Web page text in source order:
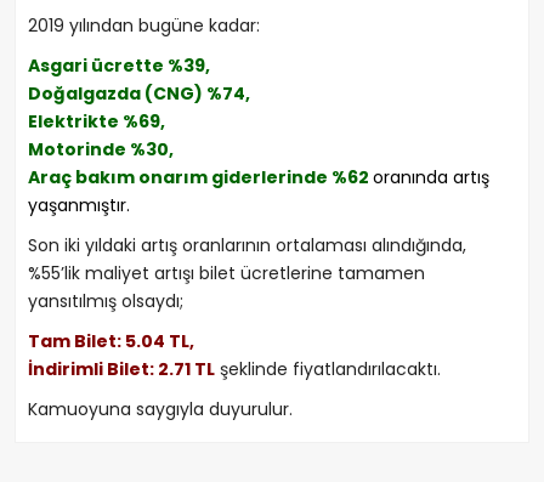
2019 yılından bugüne kadar:
Asgari ücrette %39,
Doğalgazda (CNG) %74,
Elektrikte %69,
Motorinde %30,
Araç bakım onarım giderlerinde %62 oranında artış
yaşanmıştır.
Son iki yıldaki artış oranlarının ortalaması alındığında,
%55’lik maliyet artışı bilet ücretlerine tamamen
yansıtılmış olsaydı;
Tam Bilet: 5.04 TL,
İndirimli Bilet: 2.71 TL şeklinde fiyatlandırılacaktı.
Kamuoyuna saygıyla duyurulur.